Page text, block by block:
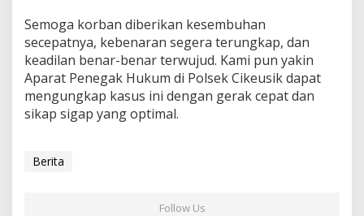
Semoga korban diberikan kesembuhan
secepatnya, kebenaran segera terungkap, dan
keadilan benar-benar terwujud. Kami pun yakin
Aparat Penegak Hukum di Polsek Cikeusik dapat
mengungkap kasus ini dengan gerak cepat dan
sikap sigap yang optimal.
Berita
Follow Us